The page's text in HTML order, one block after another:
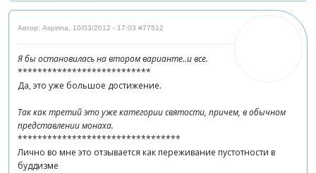
Автор: Aspirina, 10/03/2012 - 17:03 #77512
Я бы остановилась на втором варианте..и все.
***************************
Да, это уже большое достижение.
Так как третий это уже категории святости, причем, в обычном
представлении монаха.
*********************************
Лично во мне это отзывается как переживание пустотности в
буддизме